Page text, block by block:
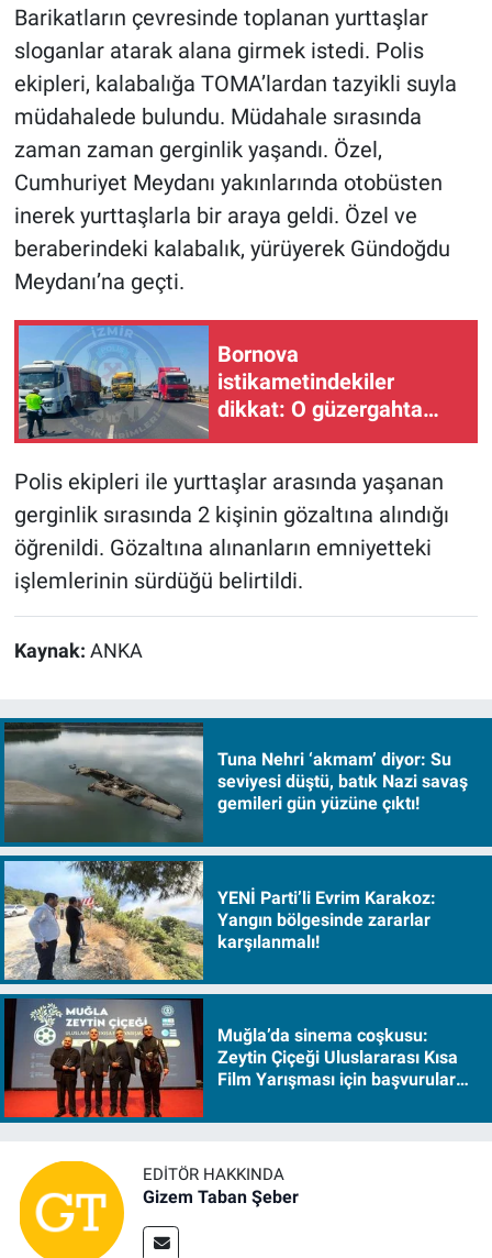
Barikatların çevresinde toplanan yurttaşlar
sloganlar atarak alana girmek istedi. Polis
ekipleri, kalabalığa TOMA’lardan tazyikli suyla
müdahalede bulundu. Müdahale sırasında
zaman zaman gerginlik yaşandı. Özel,
Cumhuriyet Meydanı yakınlarında otobüsten
inerek yurttaşlarla bir araya geldi. Özel ve
beraberindeki kalabalık, yürüyerek Gündoğdu
Meydanı’na geçti.
Bornova
istikametindekiler
dikkat: O güzergahta
Polis ekipleri ile yurttaşlar arasında yaşanan
gerginlik sırasında 2 kişinin gözaltına alındığı
öğrenildi. Gözaltına alınanların emniyetteki
işlemlerinin sürdüğü belirtildi.
Kaynak: ANKA
Tuna Nehri ‘akmam’ diyor: Su
seviyesi düştü, batık Nazi savaş
gemileri gün yüzüne çıktı!
YENİ Parti’li Evrim Karakoz:
Yangın bölgesinde zararlar
karşılanmalı!
Muğla’da sinema coşkusu:
Zeytin Çiçeği Uluslararası Kısa
Film Yarışması için başvurular
EDITÖR HAKKINDA
Gizem Taban Şeber